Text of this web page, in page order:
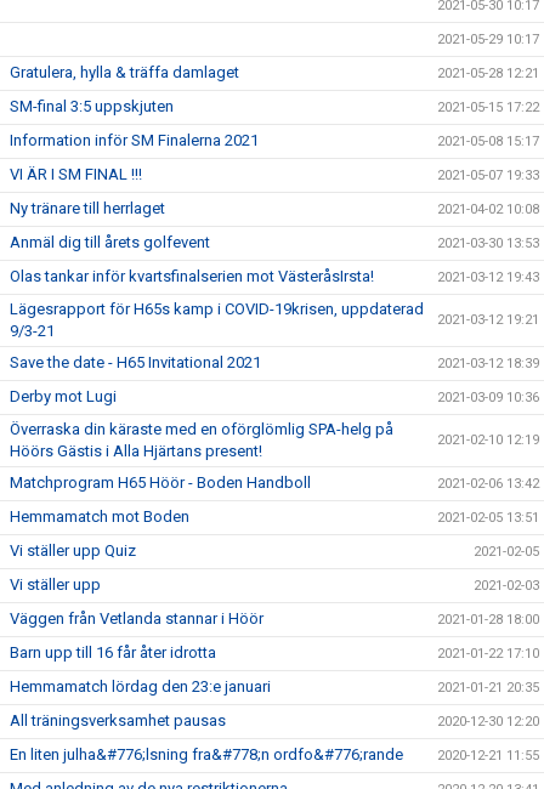
2021-05-30 10:17
2021-05-29 10:17
Gratulera, hylla & träffa damlaget 2021-05-28 12:21
SM-final 3:5 uppskjuten 2021-05-15 17:22
Information inför SM Finalerna 2021 2021-05-08 15:17
VI ÄR I SM FINAL !!! 2021-05-07 19:33
Ny tränare till herrlaget 2021-04-02 10:08
Anmäl dig till årets golfevent 2021-03-30 13:53
Olas tankar inför kvartsfinalserien mot VästeråsIrsta! 2021-03-12 19:43
Lägesrapport för H65s kamp i COVID-19krisen, uppdaterad
9/3-21
2021-03-12 19:21
Save the date - H65 Invitational 2021 2021-03-12 18:39
Derby mot Lugi 2021-03-09 10:36
Överraska din käraste med en oförglömlig SPA-helg på
Höörs Gästis i Alla Hjärtans present!
2021-02-10 12:19
Matchprogram H65 Höör - Boden Handboll 2021-02-06 13:42
Hemmamatch mot Boden 2021-02-05 13:51
Vi ställer upp Quiz 2021-02-05
Vi ställer upp 2021-02-03
Väggen från Vetlanda stannar i Höör 2021-01-28 18:00
Barn upp till 16 får åter idrotta 2021-01-22 17:10
Hemmamatch lördag den 23:e januari 2021-01-21 20:35
All träningsverksamhet pausas 2020-12-30 12:20
En liten julha&#776;lsning fra&#778;n ordfo&#776;rande 2020-12-21 11:55